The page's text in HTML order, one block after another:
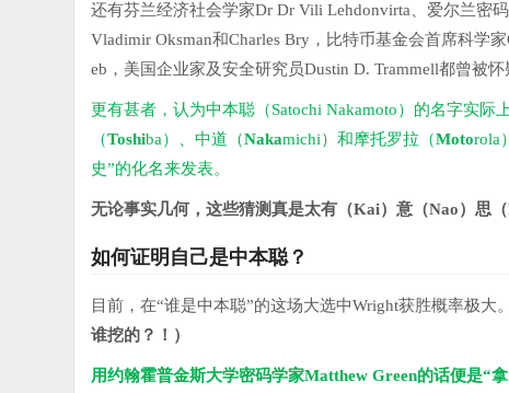
还有芬兰经济社会学家Dr Dr Vili Lehdonvirta、爱尔兰密
Vladimir Oksman和Charles Bry，比特币基金会首席科学
eb，美国企业家及安全研究员Dustin D. Trammell都曾被怀
更有甚者，认为中本聪（Satochi Nakamoto）的名字实际
（Toshiba）、中道（Nakamichi）和摩托罗拉（Motorola
史”的化名来发表。
无论事实几何，这些猜测真是太有（Kai）意（Nao）思（
如何证明自己是中本聪？
目前，在“谁是中本聪”的这场大选中Wright获胜概率极大
谁挖的？！）
用约翰霍普金斯大学密码学家Matthew Green的话便是“